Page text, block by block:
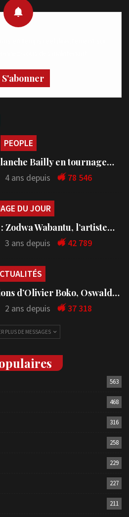
S'abonner
PEOPLE
Bailly en tournage…
4 ans depuis 78 546
DU JOUR
Zodwa Wabantu, l’artiste…
3 ans depuis 42 789
d’Olivier Boko, Oswald…
2 ans depuis 37 318
PLUS DE MESSAGES
563
468
316
258
229
227
211